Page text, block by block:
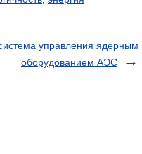
управления ядерным
оборудованием АЭС